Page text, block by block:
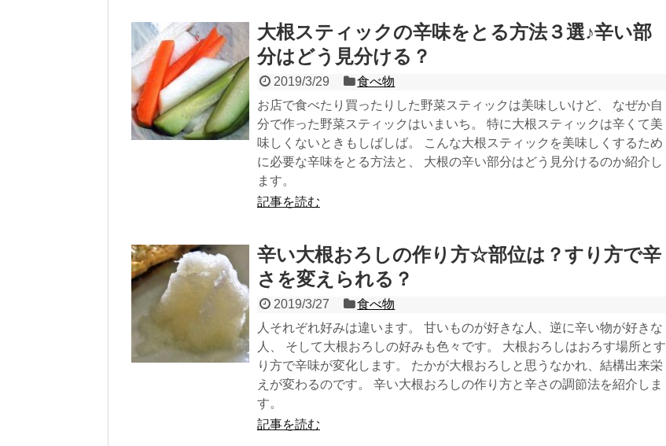
大根スティックの辛味をとる方法３選♪辛い部
分はどう見分ける？
2019/3/29
食べ物
お店で食べたり買ったりした野菜スティックは美味しいけど、 なぜか自
分で作った野菜スティックはいまいち。 特に大根スティックは辛くて美
味しくないときもしばしば。 こんな大根スティックを美味しくするため
に必要な辛味をとる方法と、 大根の辛い部分はどう見分けるのか紹介し
ます。
記事を読む
辛い大根おろしの作り方☆部位は？すり方で辛
さを変えられる？
2019/3/27
食べ物
人それぞれ好みは違います。 甘いものが好きな人、逆に辛い物が好きな
人、 そして大根おろしの好みも色々です。 大根おろしはおろす場所とす
り方で辛味が変化します。 たかが大根おろしと思うなかれ、結構出来栄
えが変わるのです。 辛い大根おろしの作り方と辛さの調節法を紹介しま
す。
記事を読む